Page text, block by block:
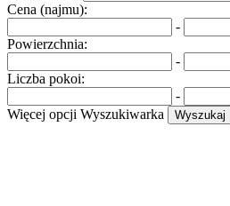
Cena (najmu):
-
Powierzchnia:
-
Liczba pokoi:
-
Więcej opcji Wyszukiwarka Wyszukaj